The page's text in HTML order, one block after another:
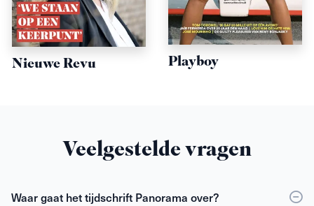
Nieuwe Revu Playboy
Veelgestelde vragen
Waar gaat het tijdschrift Panorama over?